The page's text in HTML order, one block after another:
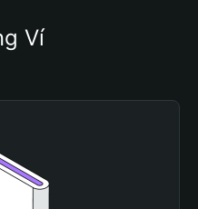
Ví